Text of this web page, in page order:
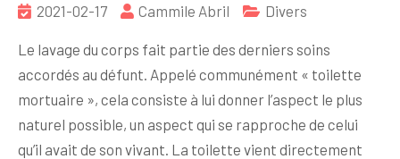
2021-02-17 Cammile Abril Divers
Le lavage du corps fait partie des derniers soins
accordés au défunt. Appelé communément « toilette
mortuaire », cela consiste à lui donner l’aspect le plus
naturel possible, un aspect qui se rapproche de celui
qu’il avait de son vivant. La toilette vient directement